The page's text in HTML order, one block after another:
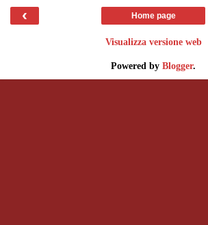
‹ Home page
Visualizza versione web
Powered by Blogger.